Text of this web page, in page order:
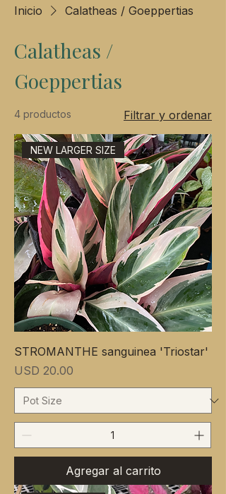
Inicio Calatheas / Goeppertias
Calatheas /
Goeppertias
4 productos Filtrar y ordenar
NEW LARGER SIZE
STROMANTHE sanguinea 'Triostar'
Precio
USD 20.00
Agregar al carrito